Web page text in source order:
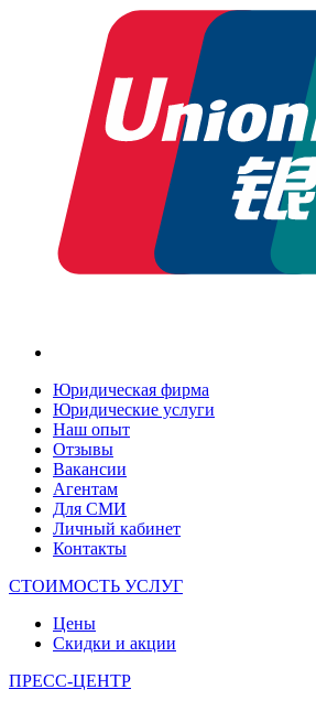
Юридическая фирма
Юридические услуги
Наш опыт
Отзывы
Вакансии
Агентам
Для СМИ
Личный кабинет
Контакты
СТОИМОСТЬ УСЛУГ
Цены
Скидки и акции
ПРЕСС-ЦЕНТР